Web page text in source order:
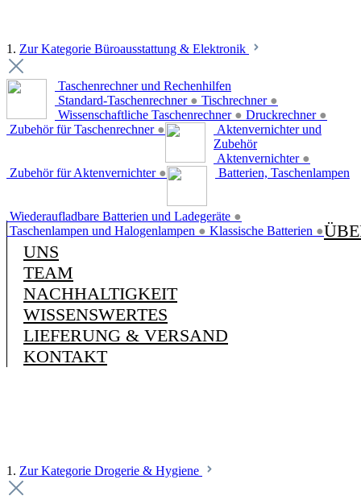
1. Zur Kategorie Büroausstattung & Elektronik
Taschenrechner und Rechenhilfen
Standard-Taschenrechner ● Tischrechner ●
Wissenschaftliche Taschenrechner ● Druckrechner ●
Zubehör für Taschenrechner ●
Aktenvernichter und
Zubehör
Aktenvernichter ●
Zubehör für Aktenvernichter ● Batterien, Taschenlampen
Wiederaufladbare Batterien und Ladegeräte ●
Taschenlampen und Halogenlampen ● Klassische Batterien ●
UNS
TEAM
NACHHALTIGKEIT
WISSENSWERTES
LIEFERUNG & VERSAND
KONTAKT
1. Zur Kategorie Drogerie & Hygiene